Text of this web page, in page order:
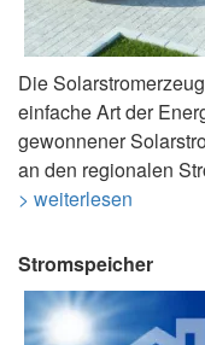
Die
einfache Art der
gewonnener
an den regionalen
> weiterlesen
Stromspeicher